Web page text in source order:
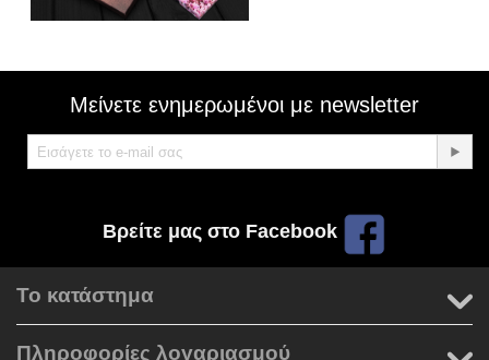
Μείνετε ενημερωμένοι με newsletter
Βρείτε μας στο Facebook
Το κατάστημα
Πληροφορίες λογαριασμού